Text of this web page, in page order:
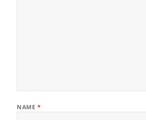
NAME *